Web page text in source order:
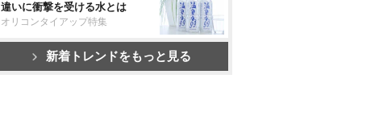
違いに衝撃を受ける水とは
オリコンタイアップ特集
新着トレンドをもっと見る